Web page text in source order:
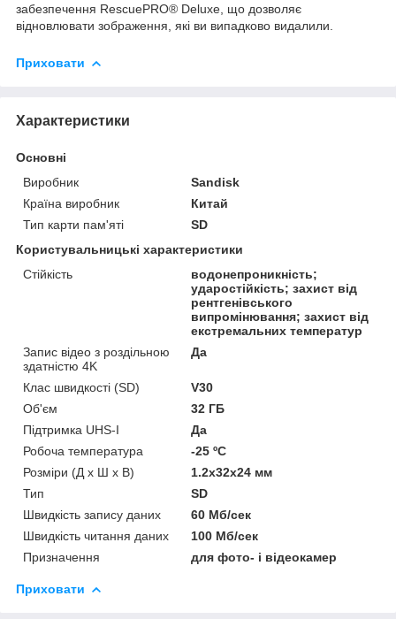
забезпечення RescuePRO® Deluxe, що дозволяє
відновлювати зображення, які ви випадково видалили.
Приховати
Характеристики
Основні
Виробник
Sandisk
Країна виробник
Китай
Тип карти пам'яті
SD
Користувальницькі характеристики
Cтійкість
водонепроникність;
ударостійкість; захист від
рентгенівського
випромінювання; захист від
екстремальних температур
Запис відео з роздільною
здатністю 4K
Да
Клас швидкості (SD)
V30
Об'єм
32 ГБ
Підтримка UHS-I
Да
Робоча температура
-25 ºC
Розміри (Д x Ш x В)
1.2x32x24 мм
Тип
SD
Швидкість запису даних
60 Мб/сек
Швидкість читання даних
100 Мб/сек
Призначення
для фото- і відеокамер
Приховати